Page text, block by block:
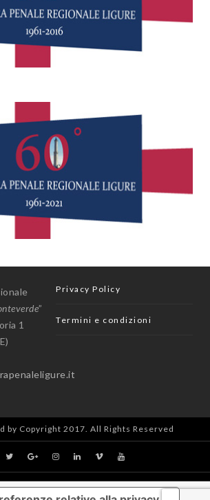
”
1
Privacy Policy
Termini e condizioni
by Copyright 2017. All Rights Reserved